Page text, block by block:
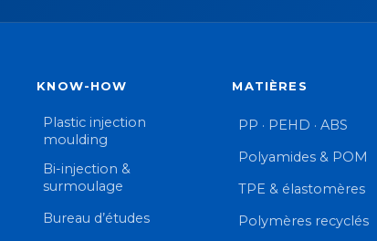
KNOW-HOW
Plastic injection
moulding
Bi-injection &
surmoulage
Bureau d’études
MATIÈRES
PP · PEHD · ABS
Polyamides & POM
TPE & élastomères
Polymères recyclés